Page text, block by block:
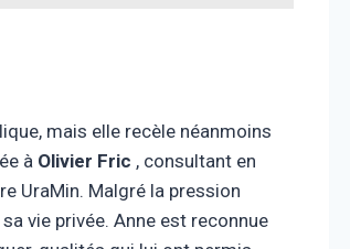
mais elle recèle néanmoins
à Olivier Fric , consultant en
UraMin. Malgré la pression
vie privée. Anne est reconnue